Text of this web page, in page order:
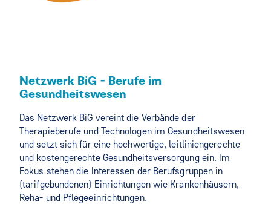
Netzwerk BiG - Berufe im
Gesundheitswesen
Das Netzwerk BiG vereint die Verbände der
Therapieberufe und Technologen im Gesundheitswesen
und setzt sich für eine hochwertige, leitliniengerechte
und kostengerechte Gesundheitsversorgung ein. Im
Fokus stehen die Interessen der Berufsgruppen in
(tarifgebundenen) Einrichtungen wie Krankenhäusern,
Reha- und Pflegeeinrichtungen.